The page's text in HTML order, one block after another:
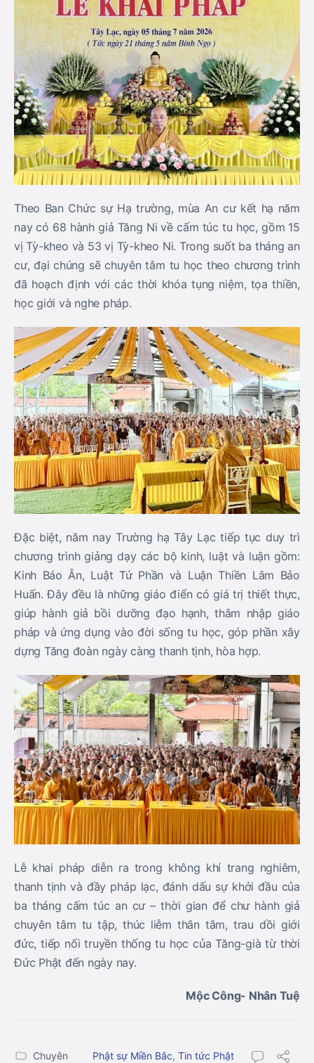
Theo Ban Chức sự Hạ trường, mùa An cư kết hạ năm
nay có 68 hành giả Tăng Ni về cấm túc tu học, gồm 15
vị Tỳ-kheo và 53 vị Tỳ-kheo Ni. Trong suốt ba tháng an
cư, đại chúng sẽ chuyên tâm tu học theo chương trình
đã hoạch định với các thời khóa tụng niệm, tọa thiền,
học giới và nghe pháp.
Đặc biệt, năm nay Trường hạ Tây Lạc tiếp tục duy trì
chương trình giảng dạy các bộ kinh, luật và luận gồm:
Kinh Báo Ân, Luật Tứ Phần và Luận Thiền Lâm Bảo
Huấn. Đây đều là những giáo điển có giá trị thiết thực,
giúp hành giả bồi dưỡng đạo hạnh, thâm nhập giáo
pháp và ứng dụng vào đời sống tu học, góp phần xây
dựng Tăng đoàn ngày càng thanh tịnh, hòa hợp.
Lễ khai pháp diễn ra trong không khí trang nghiêm,
thanh tịnh và đầy pháp lạc, đánh dấu sự khởi đầu của
ba tháng cấm túc an cư – thời gian để chư hành giả
chuyên tâm tu tập, thúc liễm thân tâm, trau dồi giới
đức, tiếp nối truyền thống tu học của Tăng-già từ thời
Đức Phật đến ngày nay.
Mộc Công- Nhân Tuệ
Chuyên
Phật sự Miền Bắc, Tin tức Phật